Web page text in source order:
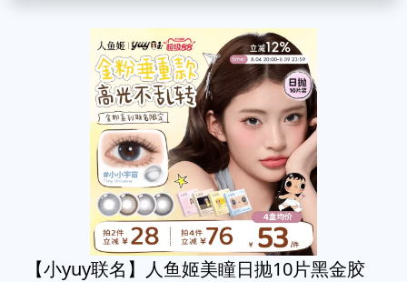
【小yuy联名】人鱼姬美瞳日抛10片黑金胶